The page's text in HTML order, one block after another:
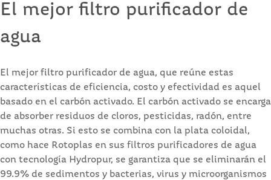
El mejor filtro purificador de
agua
El mejor filtro purificador de agua, que reúne estas
características de eficiencia, costo y efectividad es aquel
basado en el carbón activado. El carbón activado se encarga
de absorber residuos de cloros, pesticidas, radón, entre
muchas otras. Si esto se combina con la plata coloidal,
como hace Rotoplas en sus filtros purificadores de agua
con tecnología Hydropur, se garantiza que se eliminarán el
99.9% de sedimentos y bacterias, virus y microorganismos